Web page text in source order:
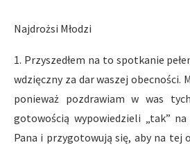
Najdrożsi Młodzi
1. Przyszedłem na to spotkanie
wdzięczny za dar waszej obecności.
ponieważ pozdrawiam w was
gotowością wypowiedzieli „tak”
Pana i przygotowują się, aby na tej